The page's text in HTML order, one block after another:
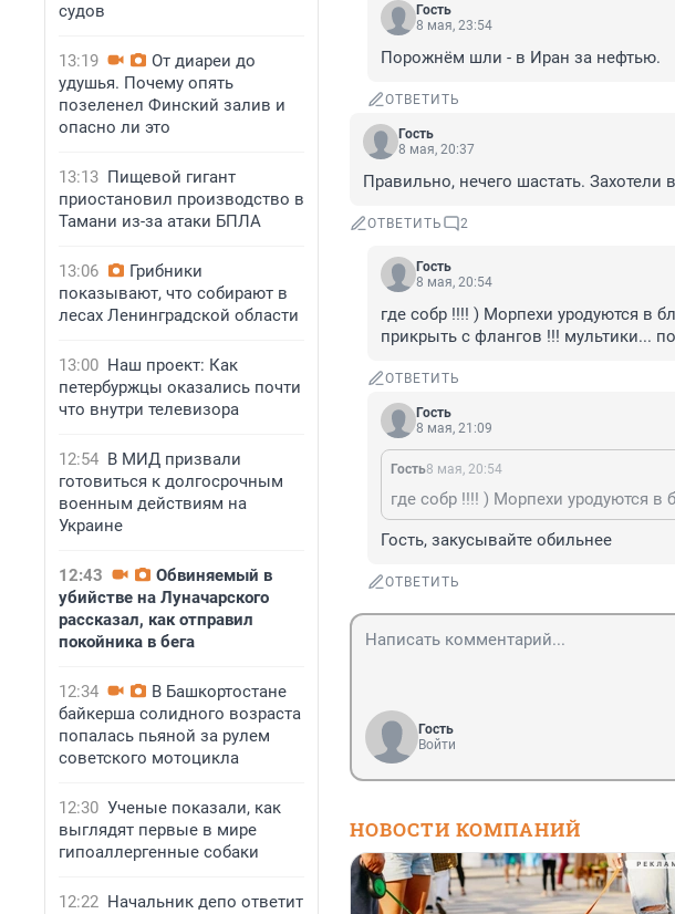
судов
13:19
От диареи до
удушья. Почему опять
позеленел Финский залив и
опасно ли это
13:13 Пищевой гигант
приостановил производство в
Тамани из-за атаки БПЛА
13:06
Грибники
показывают, что собирают в
лесах Ленинградской области
13:00 Наш проект: Как
петербуржцы оказались почти
что внутри телевизора
12:54 В МИД призвали
готовиться к долгосрочным
военным действиям на
Украине
12:43
Обвиняемый в
убийстве на Луначарского
рассказал, как отправил
покойника в бега
12:34
В Башкортостане
байкерша солидного возраста
попалась пьяной за рулем
советского мотоцикла
12:30 Ученые показали, как
выглядят первые в мире
гипоаллергенные собаки
12:22 Начальник депо ответит
Гость
8 мая, 23:54
Порожнём шли - в Иран за нефтью.
ОТВЕТИТЬ
Гость
8 мая, 20:37
Правильно, нечего шастать. Захотели
ОТВЕТИТЬ 2
Гость
8 мая, 20:54
где собр !!!! ) Морпехи уродуются в
прикрыть с флангов !!! мультики...
ОТВЕТИТЬ
Гость
8 мая, 21:09
Гость8 мая, 20:54
Гость, закусывайте обильнее
ОТВЕТИТЬ
Гость
Войти
НОВОСТИ КОМПАНИЙ